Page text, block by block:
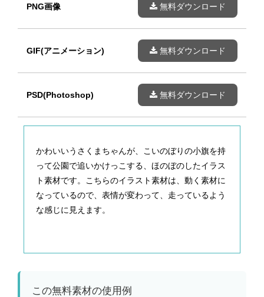
PNG画像 無料ダウンロード
GIF(アニメーション) 無料ダウンロード
PSD(Photoshop) 無料ダウンロード
かわいいうさくまちゃんが、こいのぼりの小旗を持
って公園で追いかけっこする、ほのぼのしたイラス
ト素材です。こちらのイラスト素材は、動く素材に
なっているので、表情が変わって、走っているよう
な感じに見えます。
この無料素材の使用例